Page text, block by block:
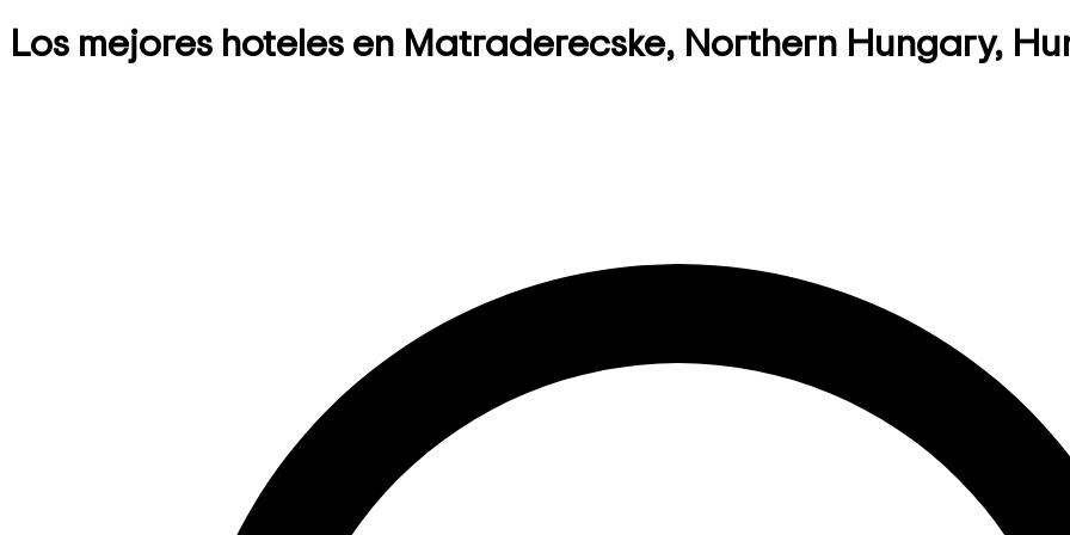
Los mejores hoteles en Matraderecske, Northern Hungary,